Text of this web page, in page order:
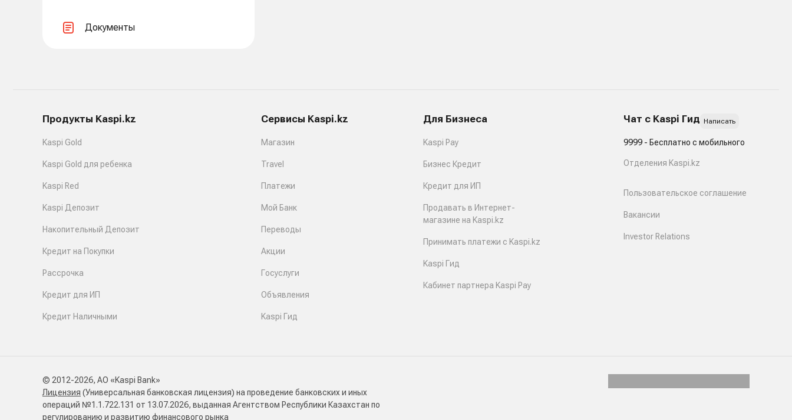
Документы
Продукты Kaspi.kz
Kaspi Gold
Kaspi Gold для ребенка
Kaspi Red
Kaspi Депозит
Накопительный Депозит
Кредит на Покупки
Рассрочка
Кредит для ИП
Кредит Наличными
Сервисы Kaspi.kz
Магазин
Travel
Платежи
Мой Банк
Переводы
Акции
Госуслуги
Объявления
Kaspi Гид
Для Бизнеса
Kaspi Pay
Бизнес Кредит
Кредит для ИП
Продавать в Интернет-
магазине на Kaspi.kz
Принимать платежи с Kaspi.kz
Kaspi Гид
Кабинет партнера Kaspi Pay
Чат с Kaspi Гид Написать
9999 - Бесплатно с мобильного
Отделения Kaspi.kz
Пользовательское соглашение
Вакансии
Investor Relations
© 2012-2026, АО «Kaspi Bank»
Лицензия (Универсальная банковская лицензия) на проведение банковских и иных
операций №1.1.722.131 от 13.07.2026, выданная Агентством Республики Казахстан по
регулированию и развитию финансового рынка